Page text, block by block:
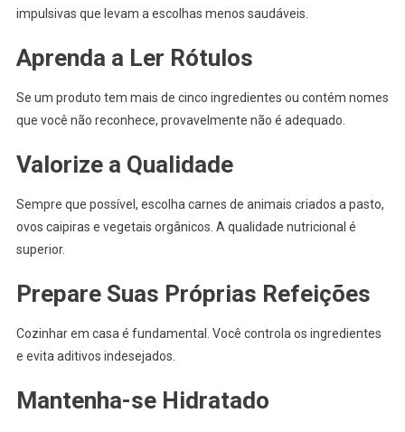
impulsivas que levam a escolhas menos saudáveis.
Aprenda a Ler Rótulos
Se um produto tem mais de cinco ingredientes ou contém nomes
que você não reconhece, provavelmente não é adequado.
Valorize a Qualidade
Sempre que possível, escolha carnes de animais criados a pasto,
ovos caipiras e vegetais orgânicos. A qualidade nutricional é
superior.
Prepare Suas Próprias Refeições
Cozinhar em casa é fundamental. Você controla os ingredientes
e evita aditivos indesejados.
Mantenha-se Hidratado